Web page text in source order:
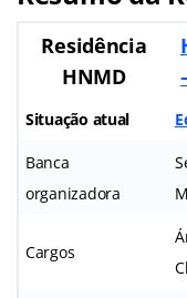
Residência
HNMD
Situação atual
Banca
organizadora
Cargos